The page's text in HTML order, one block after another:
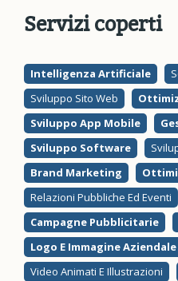
Servizi coperti
Intelligenza Artificiale
Sviluppo Sito Web
Sviluppo App Mobile
Sviluppo Software
Brand Marketing
Relazioni Pubbliche Ed Eventi
Campagne Pubblicitarie
Logo E Immagine Aziendale
Video Animati E Illustrazioni